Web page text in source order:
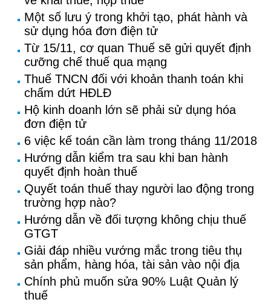
Một số lưu ý trong khởi tạo, phát hành và
sử dụng hóa đơn điện tử
Từ 15/11, cơ quan Thuế sẽ gửi quyết định
cưỡng chế thuế qua mạng
Thuế TNCN đối với khoản thanh toán khi
chấm dứt HĐLĐ
Hộ kinh doanh lớn sẽ phải sử dụng hóa
đơn điện tử
6 việc kế toán cần làm trong tháng 11/2018
Hướng dẫn kiểm tra sau khi ban hành
quyết định hoàn thuế
Quyết toán thuế thay người lao động trong
trường hợp nào?
Hướng dẫn về đối tượng không chịu thuế
GTGT
Giải đáp nhiều vướng mắc trong tiêu thụ
sản phẩm, hàng hóa, tài sản vào nội địa
Chính phủ muốn sửa 90% Luật Quản lý
thuế